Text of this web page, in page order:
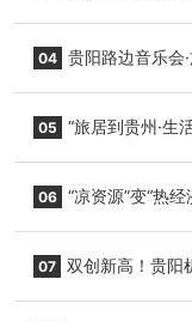
04 贵阳路边音乐会
05 “旅居到贵州·生
06 “凉资源”变“热
07 双创新高！贵阳